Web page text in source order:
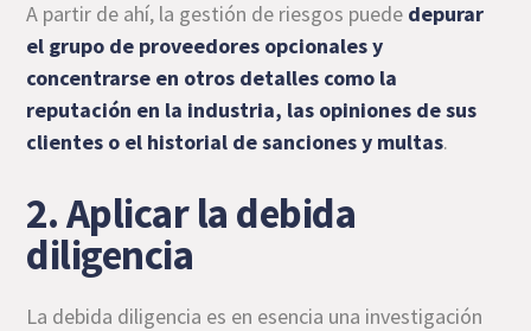
A partir de ahí, la gestión de riesgos puede depurar
el grupo de proveedores opcionales y
concentrarse en otros detalles como la
reputación en la industria, las opiniones de sus
clientes o el historial de sanciones y multas.
2. Aplicar la debida
diligencia
La debida diligencia es en esencia una investigación